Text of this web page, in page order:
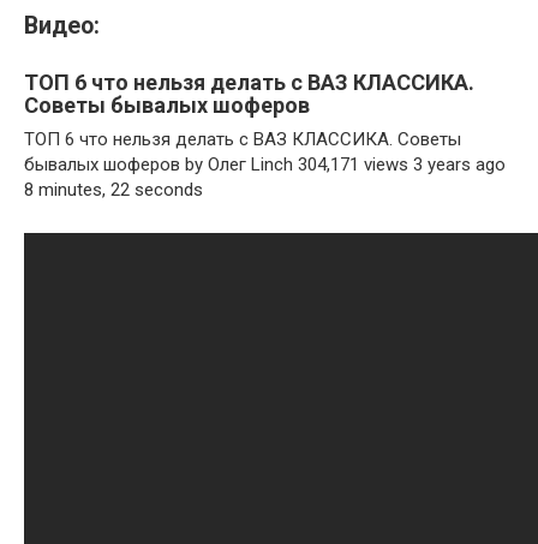
Видео:
ТОП 6 что нельзя делать с ВАЗ КЛАССИКА.
Советы бывалых шоферов
ТОП 6 что нельзя делать с ВАЗ КЛАССИКА. Советы
бывалых шоферов by Олег Linch 304,171 views 3 years ago
8 minutes, 22 seconds